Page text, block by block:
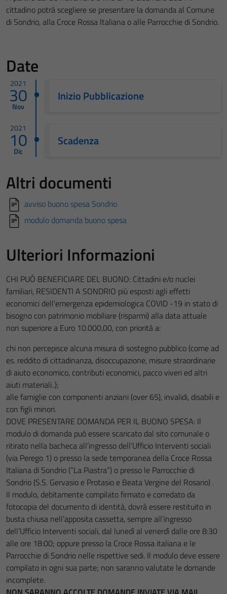
cittadino potrà scegliere se presentare la domanda al Comune
di Sondrio, alla Croce Rossa Italiana o alle Parrocchie di Sondrio.
Date
2021
30
Nov
Inizio Pubblicazione
2021
10
Dic
Scadenza
Altri documenti
avviso buono spesa Sondrio
modulo domanda buono spesa
Ulteriori Informazioni
CHI PUÒ BENEFICIARE DEL BUONO: Cittadini e/o nuclei
familiari, RESIDENTI A SONDRIO più esposti agli effetti
economici dell’emergenza epidemiologica COVID -19 in stato di
bisogno con patrimonio mobiliare (risparmi) alla data attuale
non superiore a Euro 10.000,00, con priorità a:
chi non percepisce alcuna misura di sostegno pubblico (come ad
es. reddito di cittadinanza, disoccupazione, misure straordinarie
di aiuto economico, contributi economici, pacco viveri ed altri
aiuti materiali..);
alle famiglie con componenti anziani (over 65), invalidi, disabili e
con figli minori.
DOVE PRESENTARE DOMANDA PER IL BUONO SPESA: Il
modulo di domanda può essere scaricato dal sito comunale o
ritirato nella bacheca all’ingresso dell’Ufficio Interventi sociali
(via Perego 1) o presso la sede temporanea della Croce Rossa
Italiana di Sondrio (“La Piastra”) o presso le Parrocchie di
Sondrio (S.S. Gervasio e Protasio e Beata Vergine del Rosario) .
Il modulo, debitamente compilato firmato e corredato da
fotocopia del documento di identità, dovrà essere restituito in
busta chiusa nell’apposita cassetta, sempre all’ingresso
dell’Ufficio Interventi sociali, dal lunedì al venerdì dalle ore 8:30
alle ore 18:00; oppure presso la Croce Rossa italiana e le
Parrocchie di Sondrio nelle rispettive sedi. Il modulo deve essere
compilato in ogni sua parte; non saranno valutate le domande
incomplete.